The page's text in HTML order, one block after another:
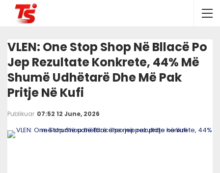
VLEN: One Stop Shop Në Bllacë Po
Jep Rezultate Konkrete, 44% Më
Shumë Udhëtarë Dhe Më Pak
Pritje Në Kufi
Publikuar 07:52 12 June, 2026